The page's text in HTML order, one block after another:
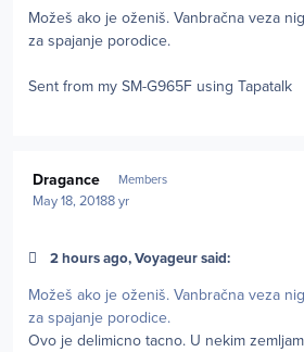
Možeš ako je oženiš. Vanbračna veza
za spajanje porodice.
Sent from my SM-G965F using Tapatalk
Dragance Members
May 18, 20188 yr
2 hours ago, Voyageur said:
Možeš ako je oženiš. Vanbračna veza
za spajanje porodice.
Ovo je delimicno tacno. U nekim